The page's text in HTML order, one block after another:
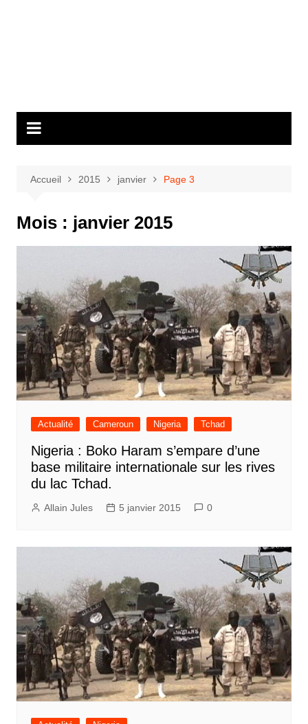
Accueil 2015 janvier Page 3
Mois : janvier 2015
Actualité Cameroun Nigeria Tchad
Nigeria : Boko Haram s’empare d’une
base militaire internationale sur les rives
du lac Tchad.
Allain Jules 5 janvier 2015 0